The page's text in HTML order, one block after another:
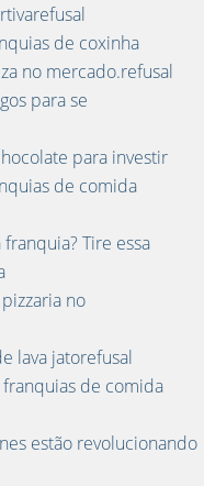
de coxinha
no mercado.refusal
para se
para investir
de comida
Tire essa
no
lava jatorefusal
de comida
estão revolucionando